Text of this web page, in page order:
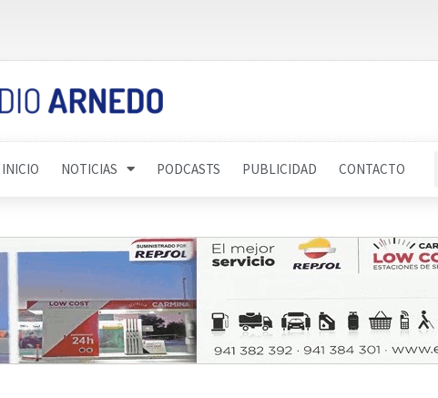
INICIO NOTICIAS PODCASTS PUBLICIDAD CONTACTO